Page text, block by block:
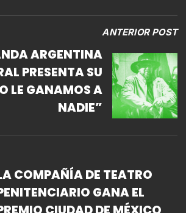
ANTERIOR POST
ARGENTINA
PRESENTA SU
LE GANAMOS A
NADIE”
COMPAÑÍA DE TEATRO
GANA EL